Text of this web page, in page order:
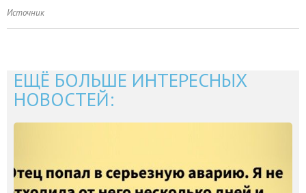
Источник
ЕЩЁ БОЛЬШЕ ИНТЕРЕСНЫХ
НОВОСТЕЙ: